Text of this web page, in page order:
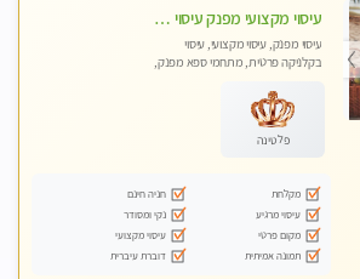
עיסוי מקצועי מפנק עיסוי עם אבנים חמות. מעסה עם תעודות. טיפול מרגיע ומפנק באווירה נעימה ושקטה
עיסוי מפנק, עיסוי מקצועי, עיסוי
בקלניקה פרטית, מתחמי ספא מפנק,
פלטינה
מקלחת
חניה חינם
עיסוי מרגיע
נקי ומסודר
מקום פרטי
עיסוי מקצועי
תמונה אמיתית
דוברת עיברית